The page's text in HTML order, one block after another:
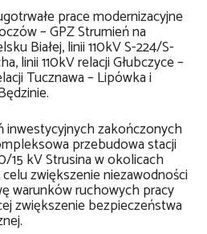
prace modernizacyjne
– GPZ Strumień na
Białej, linii 110kV S-224/S-
linii 110kV relacji Głubczyce –
Tucznawa – Lipówka i
inwestycyjnych zakończonych
przebudowa stacji
15 kV Strusina w okolicach
zwiększenie niezawodności
warunków ruchowych pracy
zwiększenie bezpieczeństwa